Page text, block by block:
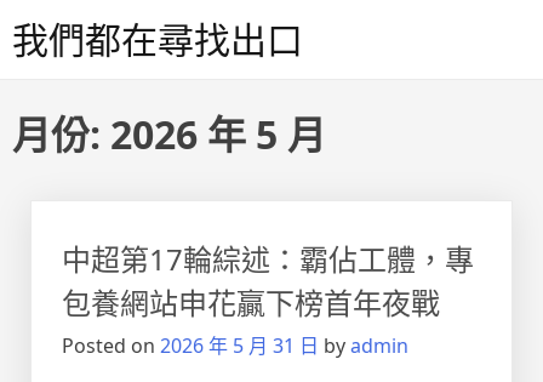
to我們都在尋找出口
月份: 2026 年 5 月
中超第17輪綜述：霸佔工體，專
包養網站申花贏下榜首年夜戰
Posted on 2026 年 5 月 31 日 byadmin